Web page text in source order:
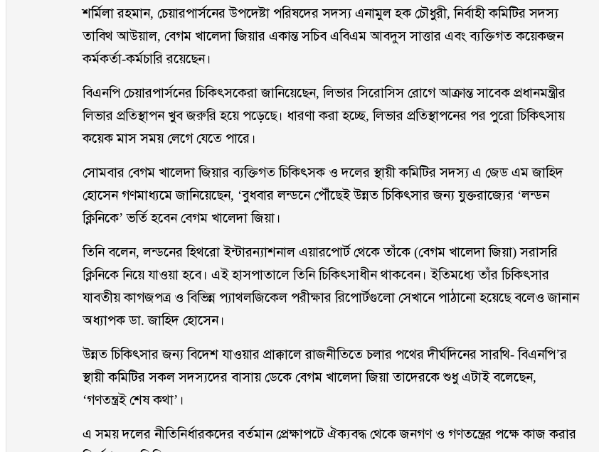
শর্মিলা রহমান, চেয়ারপার্সনের উপদেষ্টা পরিষদের সদস্য এনামুল হক চৌধুরী, নির্বাহী কমিটির সদস্য
তাবিথ আউয়াল, বেগম খালেদা জিয়ার একান্ত সচিব এবিএম আবদুস সাত্তার এবং ব্যক্তিগত কয়েকজন
কর্মকর্তা-কর্মচারি রয়েছেন।
বিএনপি চেয়ারপার্সনের চিকিৎসকেরা জানিয়েছেন, লিভার সিরোসিস রোগে আক্রান্ত সাবেক প্রধানমন্ত্রীর
লিভার প্রতিস্থাপন খুব জরুরি হয়ে পড়েছে। ধারণা করা হচ্ছে, লিভার প্রতিস্থাপনের পর পুরো চিকিৎসায়
কয়েক মাস সময় লেগে যেতে পারে।
সোমবার বেগম খালেদা জিয়ার ব্যক্তিগত চিকিৎসক ও দলের স্থায়ী কমিটির সদস্য এ জেড এম জাহিদ
হোসেন গণমাধ্যমে জানিয়েছেন, ‘বুধবার লন্ডনে পৌঁছেই উন্নত চিকিৎসার জন্য যুক্তরাজ্যের ‘লন্ডন
ক্লিনিকে’ ভর্তি হবেন বেগম খালেদা জিয়া।
তিনি বলেন, লন্ডনের হিথরো ইন্টারন্যাশনাল এয়ারপোর্ট থেকে তাঁকে (বেগম খালেদা জিয়া) সরাসরি
ক্লিনিকে নিয়ে যাওয়া হবে। এই হাসপাতালে তিনি চিকিৎসাধীন থাকবেন। ইতিমধ্যে তাঁর চিকিৎসার
যাবতীয় কাগজপত্র ও বিভিন্ন প্যাথলজিকেল পরীক্ষার রিপোর্টগুলো সেখানে পাঠানো হয়েছে বলেও জানান
অধ্যাপক ডা. জাহিদ হোসেন।
উন্নত চিকিৎসার জন্য বিদেশ যাওয়ার প্রাক্কালে রাজনীতিতে চলার পথের দীর্ঘদিনের সারথি- বিএনপি’র
স্থায়ী কমিটির সকল সদস্যদের বাসায় ডেকে বেগম খালেদা জিয়া তাদেরকে শুধু এটাই বলেছেন,
‘গণতন্ত্রই শেষ কথা’।
এ সময় দলের নীতিনির্ধারকদের বর্তমান প্রেক্ষাপটে ঐক্যবদ্ধ থেকে জনগণ ও গণতন্ত্রের পক্ষে কাজ করার